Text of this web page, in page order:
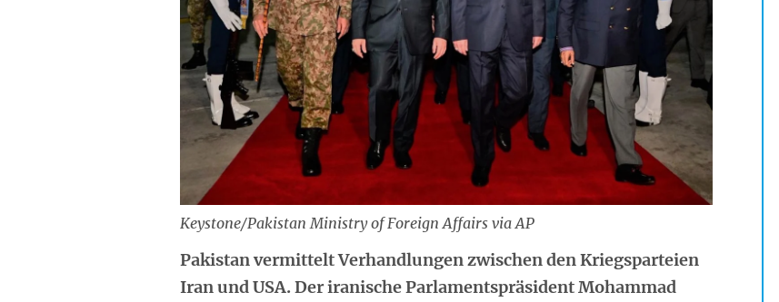
Keystone/Pakistan Ministry of Foreign Affairs via AP
Pakistan vermittelt Verhandlungen zwischen den Kriegsparteien
Iran und USA. Der iranische Parlamentspräsident Mohammad